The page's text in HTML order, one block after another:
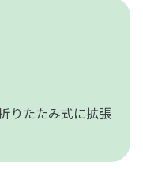
りたたみ式に拡張